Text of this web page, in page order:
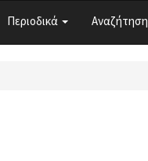
Περιοδικά Αναζήτηση